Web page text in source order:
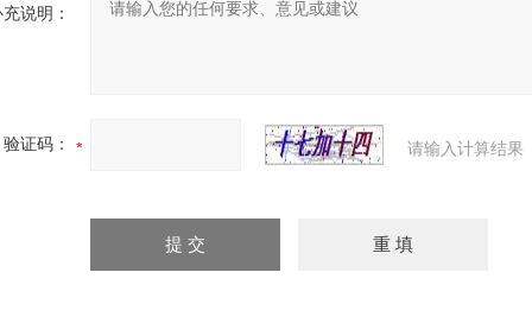
说明：
验证码： 请输入计算结果